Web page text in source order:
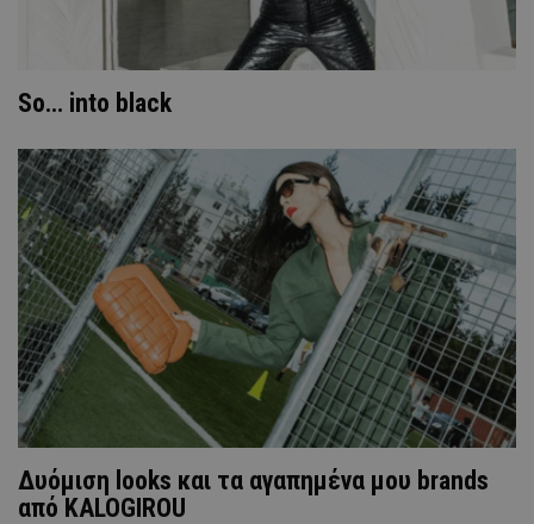
So... into black
Δυόμιση looks και τα αγαπημένα μου brands
από KALOGIROU